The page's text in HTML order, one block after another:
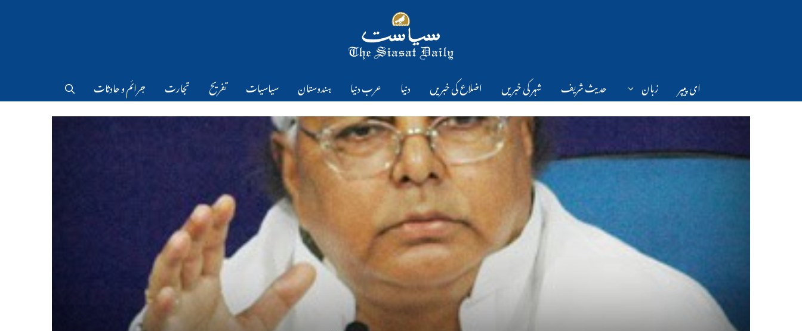
ای پیپر زبان حدیث شریف شہر کی خبریں اضلاع کی خبریں دنیا عرب دنیا ہندوستان سیاسیات تفریح تجارت جرائم و حادثات